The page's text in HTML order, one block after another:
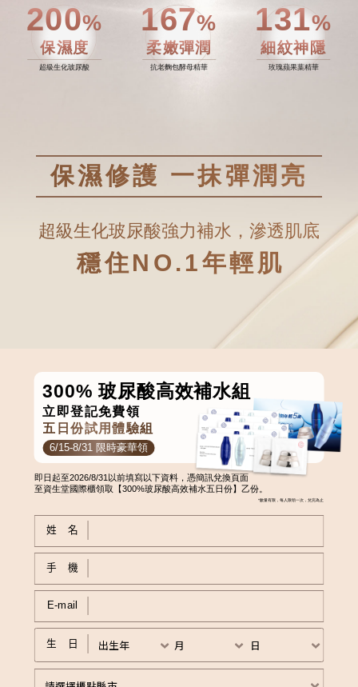
200%
保濕度
超級生化玻尿酸
167%
柔嫩彈潤
抗老麴包酵母精華
131%
細紋神隱
玫瑰蘋果葉精華
保濕修護 一抹彈潤亮
超級生化玻尿酸強力補水，滲透肌底
穩住NO.1年輕肌
300% 玻尿酸高效補水組
立即登記免費領
五日份試用體驗組
6/15-8/31 限時豪華領
即日起至2026/8/31以前填寫以下資料，憑簡訊兌換頁面
至資生堂國際櫃領取【300%玻尿酸高效補水五日份】乙份。
*數量有限，每人限領一次，兌完為止